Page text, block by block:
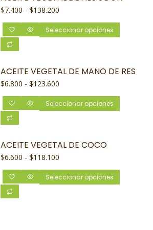
$7.400 - $138.200
Seleccionar opciones
ACEITE VEGETAL DE MANO DE RES
$6.800 - $123.600
Seleccionar opciones
ACEITE VEGETAL DE COCO
$6.600 - $118.100
Seleccionar opciones